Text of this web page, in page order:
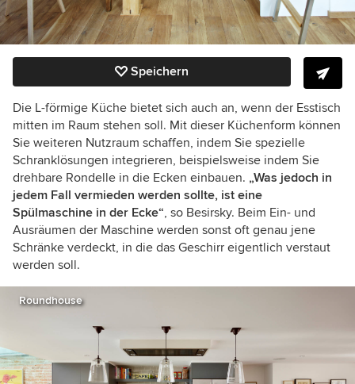
Speichern
Die L-förmige Küche bietet sich auch an, wenn der Esstisch
mitten im Raum stehen soll. Mit dieser Küchenform können
Sie weiteren Nutzraum schaffen, indem Sie spezielle
Schranklösungen integrieren, beispielsweise indem Sie
drehbare Rondelle in die Ecken einbauen. „Was jedoch in
jedem Fall vermieden werden sollte, ist eine
Spülmaschine in der Ecke“, so Besirsky. Beim Ein- und
Ausräumen der Maschine werden sonst oft genau jene
Schränke verdeckt, in die das Geschirr eigentlich verstaut
werden soll.
Roundhouse